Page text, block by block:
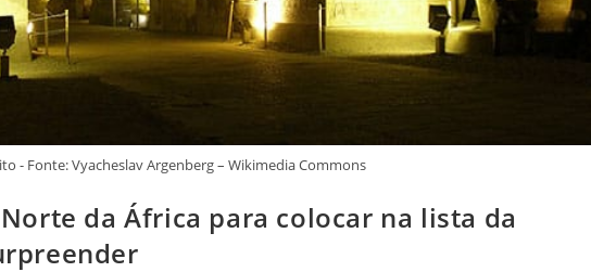
- Fonte: Vyacheslav Argenberg – Wikimedia Commons
da África para colocar na lista da